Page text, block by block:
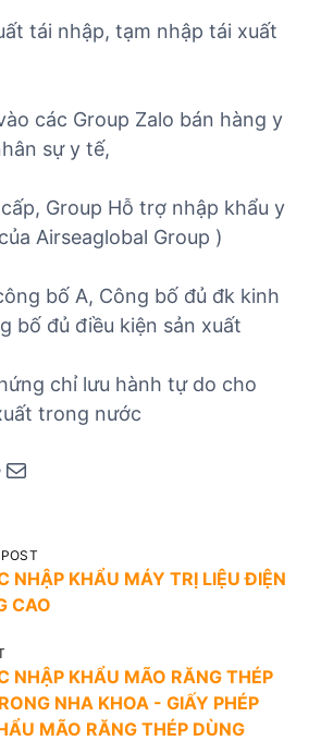
tái nhập, tạm nhập tái xuất
các Group Zalo bán hàng y
sự y tế,
Group Hỗ trợ nhập khẩu y
Airseaglobal Group )
bố A, Công bố đủ đk kinh
bố đủ điều kiện sản xuất
chỉ lưu hành tự do cho
trong nước
Share via Email
NHẬP KHẨU MÁY TRỊ LIỆU ĐIỆN
CAO
NHẬP KHẨU MÃO RĂNG THÉP
NHA KHOA - GIẤY PHÉP
MÃO RĂNG THÉP DÙNG